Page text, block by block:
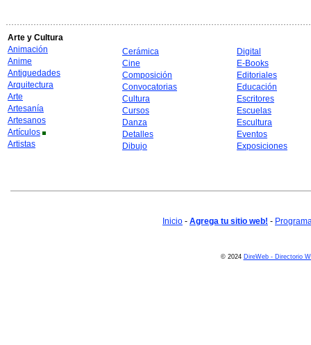
Arte y Cultura
Animación
Anime
Antiguedades
Arquitectura
Arte
Artesanía
Artesanos
Artículos
Artistas
Cerámica
Cine
Composición
Convocatorias
Cultura
Cursos
Danza
Detalles
Dibujo
Digital
E-Books
Editoriales
Educación
Escritores
Escuelas
Escultura
Eventos
Exposiciones
Inicio - Agrega tu sitio web! -
© 2024 DireWeb - Directorio